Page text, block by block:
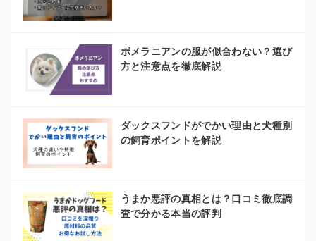
ポメラニアンの服が似合わない？選び
方と注意点を徹底解説
ダックスフンドがでかい理由と犬種別
の飼育ポイントを解説
うまか悪評の真相とは？口コミ徹底調
査で分かる本当の評判